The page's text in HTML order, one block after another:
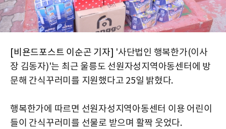
[비욘드포스트 이순곤 기자] '사단법인 행복한가(이사
장 김동자)'는 최근 울릉도 선원자성지역아동센터에 방
문해 간식꾸러미를 지원했다고 25일 밝혔다.
행복한가에 따르면 선원자성지역아동센터 이용 어린이
들이 간식꾸러미를 선물로 받으며 활짝 웃었다.